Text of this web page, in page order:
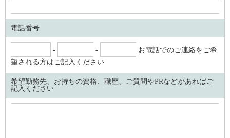
電話番号
- -
お電話でのご連絡をご希
望される方はご記入ください
希望勤務先、お持ちの資格、職歴、ご質問やPRなどがあればご
記入ください